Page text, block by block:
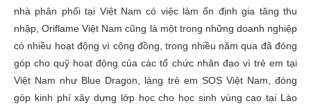
nhà phân phối tại Việt Nam có việc làm ổn định gia tăng thu
nhập, Oriflame Việt Nam cũng là một trong những doanh nghiệp
có nhiều hoạt động vì cộng đồng, trong nhiều năm qua đã đóng
góp cho quỹ hoạt động của các tổ chức nhân đạo vì trẻ em tại
Việt Nam như Blue Dragon, làng trẻ em SOS Việt Nam, đóng
góp kinh phí xây dựng lớp học cho học sinh vùng cao tại Lào